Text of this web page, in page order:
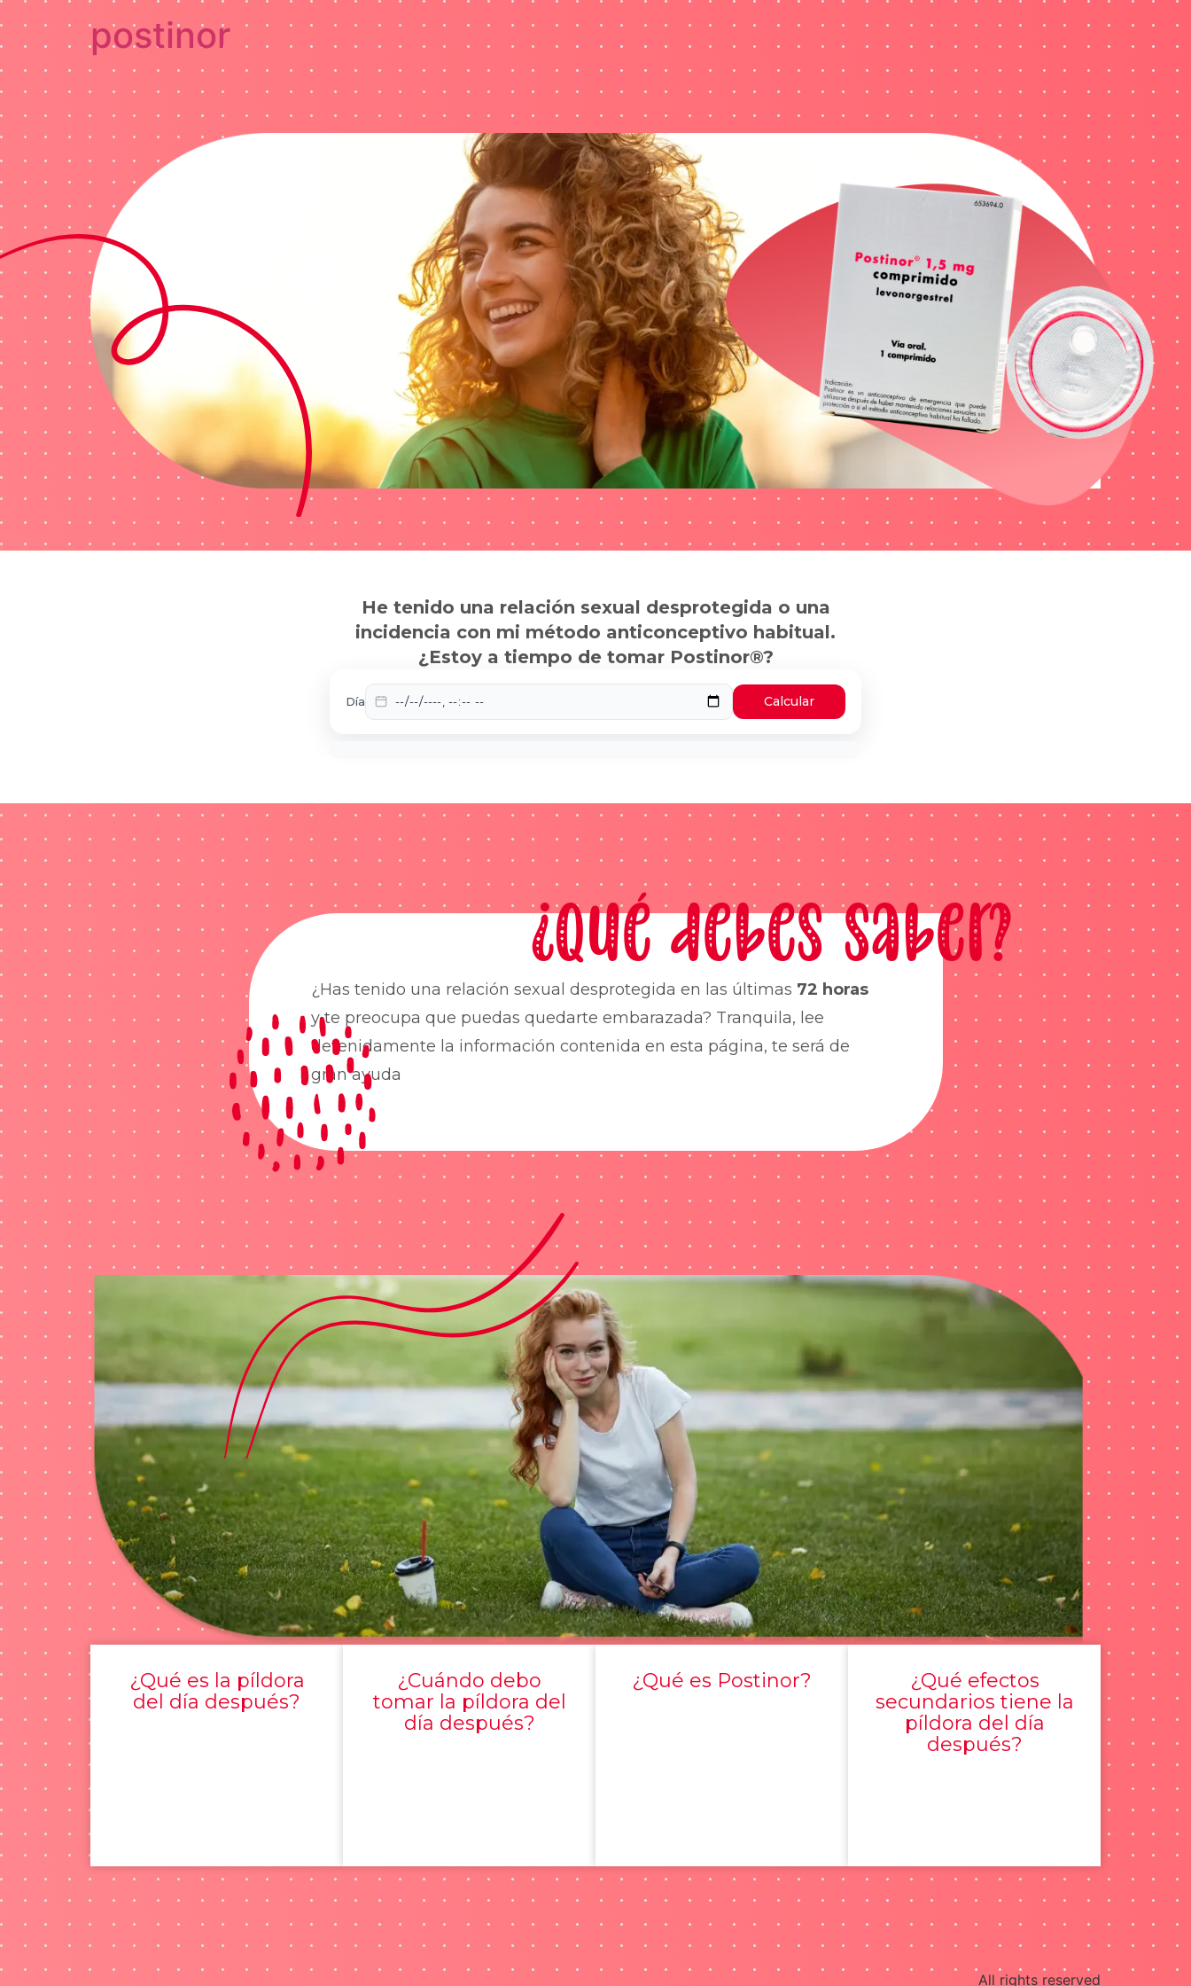
postinor
He tenido una relación sexual desprotegida o una
incidencia con mi método anticonceptivo habitual.
¿Estoy a tiempo de tomar Postinor®?
Día Calcular
¿Qué debes saber?
¿Has tenido una relación sexual desprotegida en las últimas 72 horas
y te preocupa que puedas quedarte embarazada? Tranquila, lee
detenidamente la información contenida en esta página, te será de
gran ayuda
¿Qué es la píldora
del día después?
¿Cuándo debo
tomar la píldora del
día después?
¿Qué es Postinor?
¿Qué efectos
secundarios tiene la
píldora del día
después?
All rights reserved